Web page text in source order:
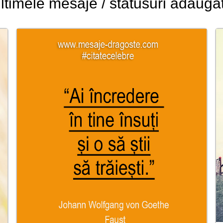
mesaje / statusuri